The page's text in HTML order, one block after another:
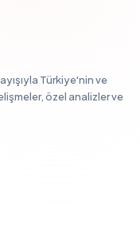
Türkiye'nin ve
özel analizler ve